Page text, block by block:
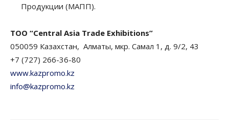
Продукции (МАПП).
TOO “Central Asia Trade Exhibitions”
050059 Казахстан, Алматы, мкр. Самал 1, д. 9/2, 43
+7 (727) 266-36-80
www.kazpromo.kz
info@kazpromo.kz